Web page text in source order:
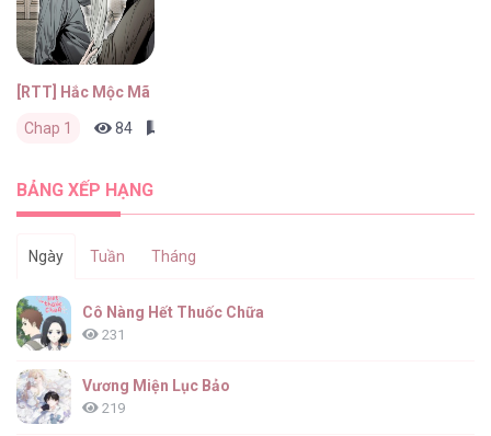
[RTT] Hắc Mộc Mã
Chap 1 84
BẢNG XẾP HẠNG
Ngày Tuần Tháng
Cô Nàng Hết Thuốc Chữa
231
Vương Miện Lục Bảo
219